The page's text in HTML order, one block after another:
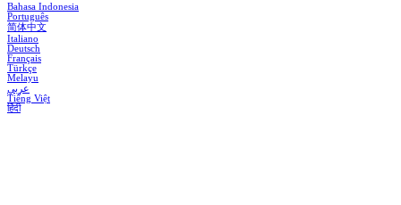
Bahasa Indonesia
Português
简体中文
Italiano
Deutsch
Français
Türkçe
Melayu
عربي
Tiếng Việt
हिंदी